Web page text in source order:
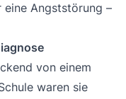
eine Angststörung –
von einem
waren sie